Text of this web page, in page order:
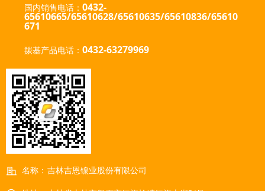
名称： 吉林吉恩镍业股份有限公司
国内销售电话： 0432-
65610665/65610628/65610635/65610836/65610
671
羰基产品电话： 0432-63279969